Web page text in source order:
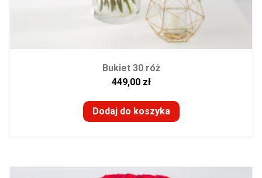
Bukiet 30 róż
449,00 zł
Dodaj do koszyka